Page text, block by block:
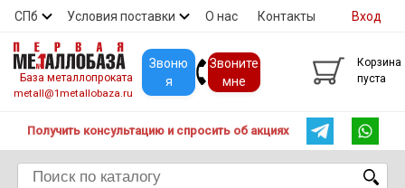
СПб Условия поставки О нас Контакты
Скидки Прайс Покупателям
Вход
База металлопроката
metall@1metallobaza.ru
Звоню
я
Звоните
мне
Корзина
пуста
Получить консультацию и спросить об акциях